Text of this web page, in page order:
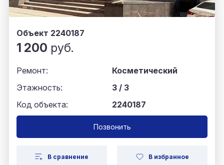
Объект 2240187
1 200 руб.
Ремонт:
Косметический
Этажность:
3 / 3
Код объекта:
2240187
Позвонить
В сравнение В избранное